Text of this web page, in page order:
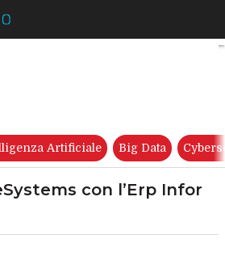
Arrivano i PureSystems con
Artificiale Big Data
con l’Erp Infor